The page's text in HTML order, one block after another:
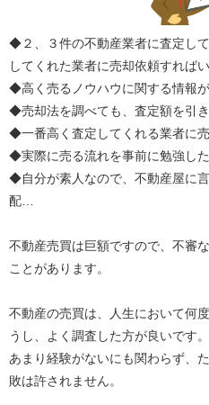
◆２、３件の不動産業者に査定し
してくれた業者に売却依頼すれば
◆高く売るノウハウに関する情報が
◆売却法を調べても、査定額を引
◆一番高く査定してくれる業者に
◆実際に売る流れを事前に勉強し
◆自分が素人なので、不動産屋に
配…
不動産売買は巨額ですので、不審
ことがあります。
不動産の売買は、人生において何
うし、よく調査した方が良いです。
あまり経験がないにも関わらず、
敗は許されません。